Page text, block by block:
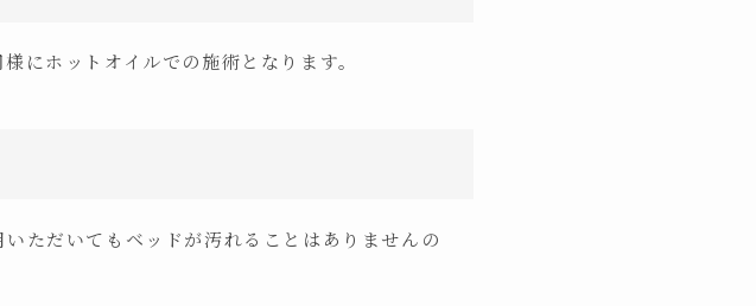
にホットオイルでの施術となります。
ただいてもベッドが汚れることはありませんの